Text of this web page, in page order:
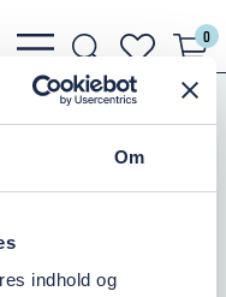
Om
indhold og
bars
light
search
light
heart 0
Elektrosvejsefittings